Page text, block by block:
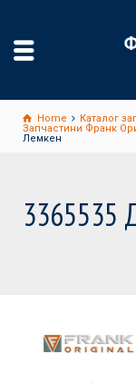
Home Каталог
Запчастини Франк
Лемкен
3365535